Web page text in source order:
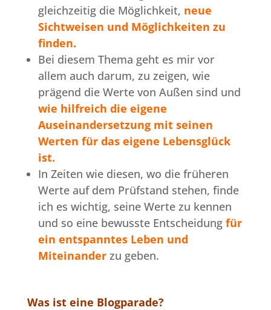
gleichzeitig die Möglichkeit, neue
Sichtweisen und Möglichkeiten zu
finden.
Bei diesem Thema geht es mir vor
allem auch darum, zu zeigen, wie
prägend die Werte von Außen sind und
wie hilfreich die eigene
Auseinandersetzung mit seinen
Werten für das eigene Lebensglück
ist.
In Zeiten wie diesen, wo die früheren
Werte auf dem Prüfstand stehen, finde
ich es wichtig, seine Werte zu kennen
und so eine bewusste Entscheidung für
ein entspanntes Leben und
Miteinander zu geben.
Was ist eine Blogparade?